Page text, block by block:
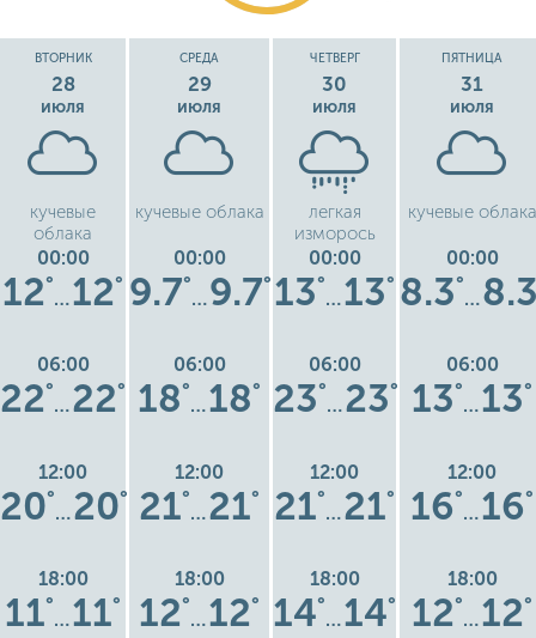
ВТОРНИК
28
июля
кучевые
облака
00:00
12°
…12°
06:00
22°
…22°
12:00
20°
…20°
18:00
11°
…11°
СРЕДА
29
июля
кучевые облака
00:00
9.7°
…9.7°
06:00
18°
…18°
12:00
21°
…21°
18:00
12°
…12°
ЧЕТВЕРГ
30
июля
легкая
изморось
00:00
13°
…13°
06:00
23°
…23°
12:00
21°
…21°
18:00
14°
…14°
ПЯТНИЦА
31
июля
кучевые облака
00:00
8.3°
…
06:00
13°
…13°
12:00
16°
…16°
18:00
12°
…12°